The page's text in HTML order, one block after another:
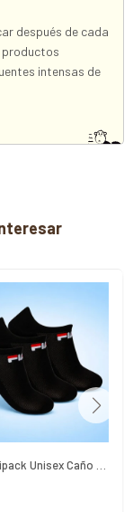
después de cada
intensas de